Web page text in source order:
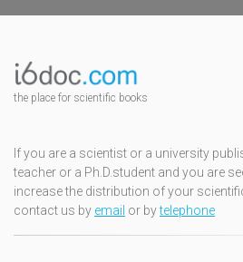
the place for scientific books
If you are a scientist or a university
teacher or a Ph.D.student and you are
increase the distribution of your
contact us by email or bytelephone